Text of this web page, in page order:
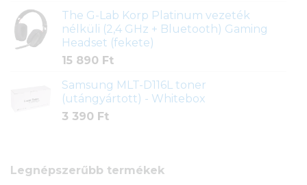
The G-Lab Korp Platinum vezeték
nélküli (2,4 GHz + Bluetooth) Gaming
Headset (fekete)
15 890 Ft
Samsung MLT-D116L toner
(utángyártott) - Whitebox
3 390 Ft
Legnépszerűbb termékek